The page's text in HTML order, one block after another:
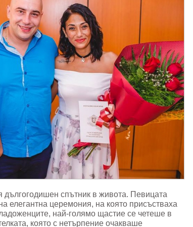
дългогодишен спътник в живота. Певицата
елегантна церемония, на която присъстваха
най-голямо щастие се четеше в
която с нетърпение очакваше